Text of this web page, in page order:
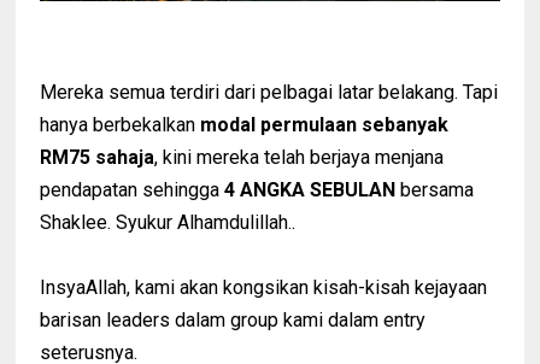
Mereka semua terdiri dari pelbagai latar belakang. Tapi
hanya berbekalkan modal permulaan sebanyak
RM75 sahaja, kini mereka telah berjaya menjana
pendapatan sehingga4 ANGKA SEBULAN bersama
Shaklee. Syukur Alhamdulillah..
InsyaAllah, kami akan kongsikan kisah-kisah kejayaan
barisan leaders dalam group kami dalam entry
seterusnya.